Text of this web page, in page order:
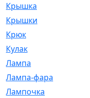
Крышка
Крышки
Крюк
Кулак
Лампа
Лампа-фара
Лампочка